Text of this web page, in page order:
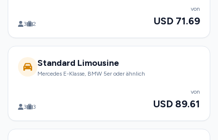
3 2
von
USD 71.69
Standard Limousine
Mercedes E-Klasse, BMW 5er oder ähnlich
3 3
von
USD 89.61